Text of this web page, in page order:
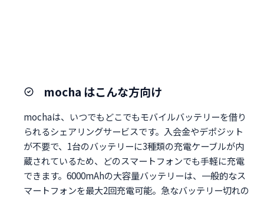
mocha はこんな方向け
mochaは、いつでもどこでもモバイルバッテリーを借り
られるシェアリングサービスです。入会金やデポジット
が不要で、1台のバッテリーに3種類の充電ケーブルが内
蔵されているため、どのスマートフォンでも手軽に充電
できます。6000mAhの大容量バッテリーは、一般的なス
マートフォンを最大2回充電可能。急なバッテリー切れの